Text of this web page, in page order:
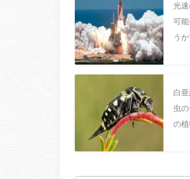
光
可
う
白
虫
の
係